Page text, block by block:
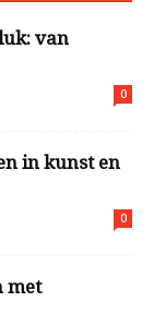
van
0
in kunst en
0
met